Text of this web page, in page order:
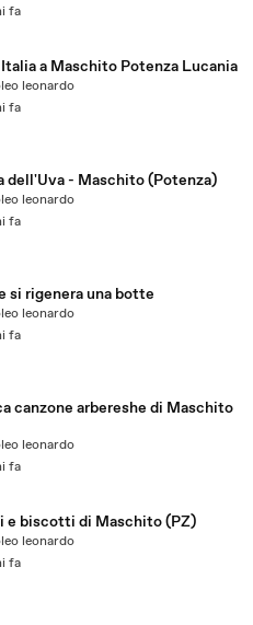
fa
a Maschito Potenza Lucania
leonardo
fa
dell'Uva - Maschito (Potenza)
leonardo
fa
si rigenera una botte
leonardo
fa
canzone arbereshe di Maschito
leonardo
fa
e biscotti di Maschito (PZ)
leonardo
fa